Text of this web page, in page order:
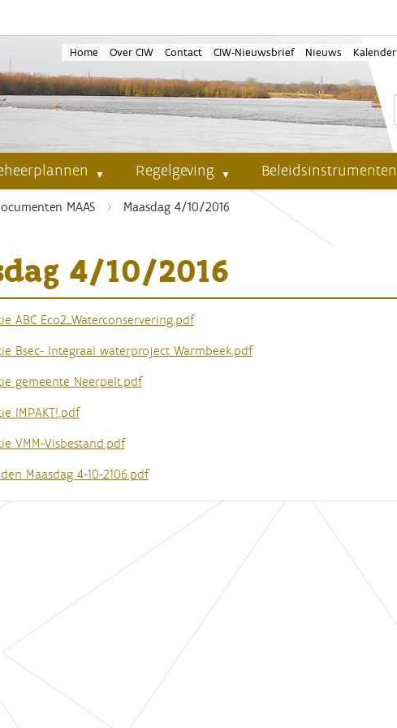
Home Over CIW Contact CIW-Nieuwsbrief Nieuws Kalender
Regelgeving Beleidsinstrumenten
MAAS Maasdag 4/10/2016
4/10/2016
ABC Eco2_Waterconservering.pdf
Bsec- Integraal waterproject Warmbeek.pdf
gemeente Neerpelt.pdf
IMPAKT!.pdf
VMM-Visbestand.pdf
Maasdag 4-10-2106.pdf